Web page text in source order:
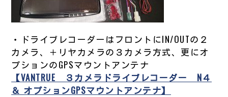
・ドライブレコーダーはフロントにIN/OUTの２
カメラ、＋リヤカメラの３カメラ方式、更にオ
プションのGPSマウントアンテナ
【VANTRUE ３カメラドライブレコーダー N４
＆ オプションGPSマウントアンテナ】